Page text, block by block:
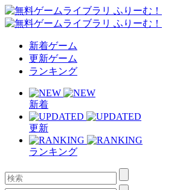
新着ゲーム
更新ゲーム
ランキング
新着
更新
ランキング